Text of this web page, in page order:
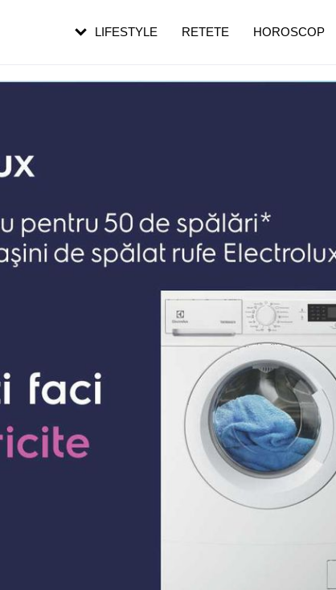
LIFESTYLE RETETE HOROSCOP
ce înaintezi în vârstă
de dureroasă este